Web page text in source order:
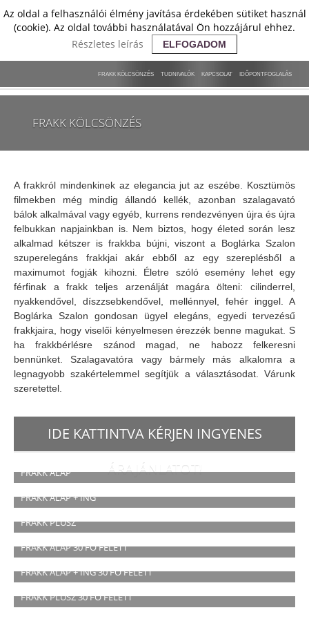
Az oldal a felhasználói élmény javítása érdekében sütiket használ
(cookie). Az oldal további használatával Ön hozzájárul ehhez.
Részletes leírás
ELFOGADOM
IDŐPONTFOGLALÁS
KAPCSOLAT
TUDNIVALÓK
FRAKK KÖLCSÖNZÉS
FRAKK KÖLCSÖNZÉS
A frakkról mindenkinek az elegancia jut az eszébe. Kosztümös
filmekben még mindig állandó kellék, azonban szalagavató
bálok alkalmával vagy egyéb, kurrens rendezvényen újra és újra
felbukkan napjainkban is. Nem biztos, hogy életed során lesz
alkalmad kétszer is frakkba bújni, viszont a Boglárka Szalon
szuperelegáns frakkjai akár ebből az egy szereplésből a
maximumot fogják kihozni. Életre szóló esemény lehet egy
férfinak a frakk teljes arzenálját magára ölteni: cilinderrel,
nyakkendővel, díszzsebkendővel, mellénnyel, fehér inggel. A
Boglárka Szalon gondosan ügyel elegáns, egyedi tervezésű
frakkjaira, hogy viselői kényelmesen érezzék benne magukat. S
ha frakkbérlésre szánod magad, ne habozz felkeresni
bennünket. Szalagavatóra vagy bármely más alkalomra a
legnagyobb szakértelemmel segítjük a választásodat. Várunk
szeretettel.
IDE KATTINTVA KÉRJEN INGYENES
ÁRAJÁNLATOT!
FRAKK ALAP
Bérlés: 14.000 Ft
FRAKK ALAP + ING
Bérlés: 15.000 Ft
FRAKK PLUSZ
Bérlés: 17.000 Ft
FRAKK ALAP 30 FŐ FELETT
Bérlés: 13.000 Ft
FRAKK ALAP + ING 30 FŐ FELETT
Bérlés: 14.000 Ft
FRAKK PLUSZ 30 FŐ FELETT